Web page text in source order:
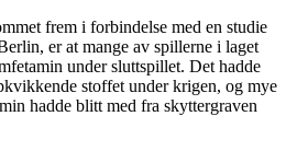
frem i forbindelse med en studie
er at mange av spillerne i laget
under sluttspillet. Det hadde
stoffet under krigen, og mye
hadde blitt med fra skyttergraven